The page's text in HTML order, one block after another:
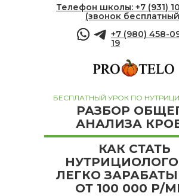
Телефон школы: +7 (931)
(звонок
+7 (980) 458-
19
РАЗБОР
АНАЛИЗА
БЕСПЛАТНЫЙ УРОК ПО
КАК СТАТЬ
ЛЕГКО
ОТ 100 000 Р/